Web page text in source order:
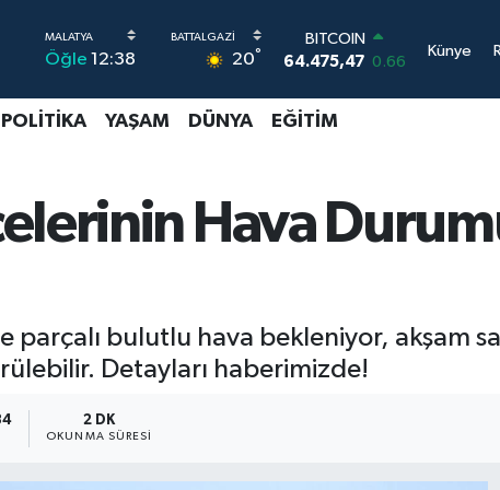
Öğle 12:38 20°
BITCOIN
64.475,47 0.66
47,5971
EURO
64,2534
GRAM ALTIN
6527.85
0.54
Künye
POLITIKA YAŞAM DÜNYA EĞITIM
Hava
parçalı bulutlu hava bekleniyor, akşam
Detayları haberimizde!
2 DK
OKUNMA SÜRESI